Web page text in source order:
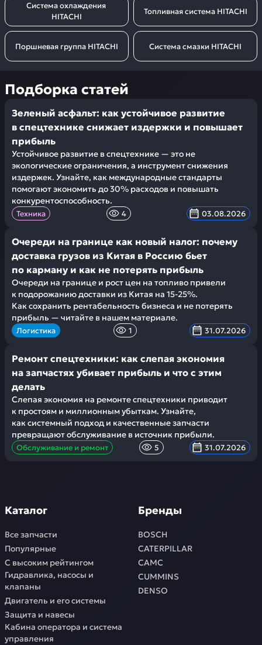
Система охлаждения
HITACHI
Топливная система HITACHI
Поршневая группа HITACHI Система смазки HITACHI
Подборка статей
Зеленый асфальт: как устойчивое развитие
в спецтехнике снижает издержки и повышает
прибыль
Устойчивое развитие в спецтехнике — это не
экологические ограничения, а инструмент снижения
издержек. Узнайте, как международные стандарты
помогают экономить до 30% расходов и повышать
конкурентоспособность.
Техника 4 03.08.2026
Очереди на границе как новый налог: почему
доставка грузов из Китая в Россию бьет
по карману и как не потерять прибыль
Очереди на границе и рост цен на топливо привели
к подорожанию доставки из Китая на 15-25%.
Как сохранить рентабельность бизнеса и не потерять
прибыль — читайте в нашем материале.
Логистика 1 31.07.2026
Ремонт спецтехники: как слепая экономия
на запчастях убивает прибыль и что с этим
делать
Слепая экономия на ремонте спецтехники приводит
к простоям и миллионным убыткам. Узнайте,
как системный подход и качественные запчасти
превращают обслуживание в источник прибыли.
Обслуживание и ремонт 5 31.07.2026
Каталог
Все запчасти
Популярные
С высоким рейтингом
Гидравлика, насосы и
клапаны
Двигатель и его системы
Защита и навесы
Кабина оператора и система
управления
Бренды
BOSCH
CATERPILLAR
CAMC
CUMMINS
DENSO